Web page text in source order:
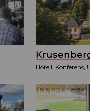
Hotell, Konferens,